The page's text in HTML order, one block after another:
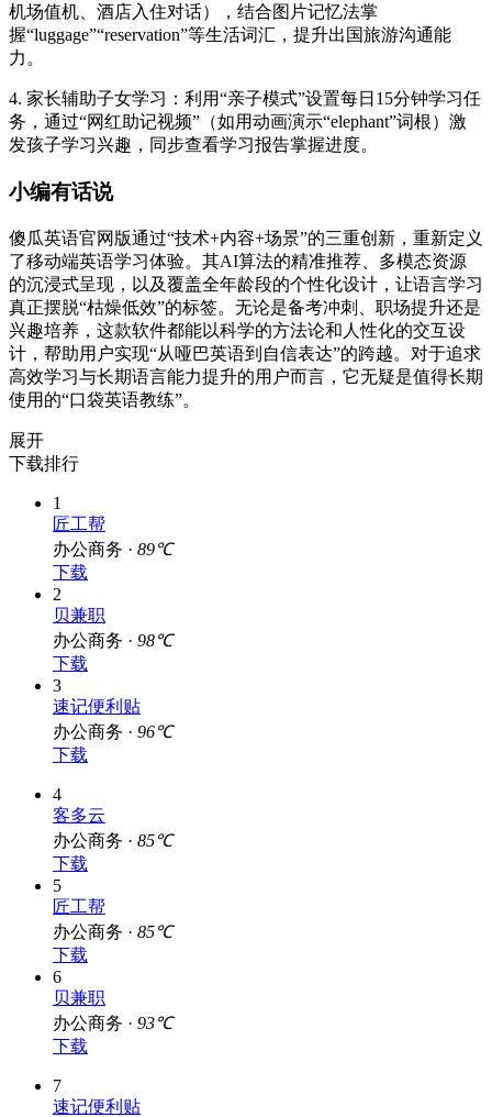
机场值机、酒店入住对话），结合图片记忆法掌
握“luggage”“reservation”等生活词汇，提升出国旅游沟通能
力。
4. 家长辅助子女学习：利用“亲子模式”设置每日15分钟学习任
务，通过“网红助记视频”（如用动画演示“elephant”词根）激
发孩子学习兴趣，同步查看学习报告掌握进度。
小编有话说
傻瓜英语官网版通过“技术+内容+场景”的三重创新，重新定义
了移动端英语学习体验。其AI算法的精准推荐、多模态资源
的沉浸式呈现，以及覆盖全年龄段的个性化设计，让语言学习
真正摆脱“枯燥低效”的标签。无论是备考冲刺、职场提升还是
兴趣培养，这款软件都能以科学的方法论和人性化的交互设
计，帮助用户实现“从哑巴英语到自信表达”的跨越。对于追求
高效学习与长期语言能力提升的用户而言，它无疑是值得长期
使用的“口袋英语教练”。
展开
下载排行
1
匠工帮
办公商务 · 89℃
下载
2
贝兼职
办公商务 · 98℃
下载
3
速记便利贴
办公商务 · 96℃
下载
4
客多云
办公商务 · 85℃
下载
5
匠工帮
办公商务 · 85℃
下载
6
贝兼职
办公商务 · 93℃
下载
7
速记便利贴